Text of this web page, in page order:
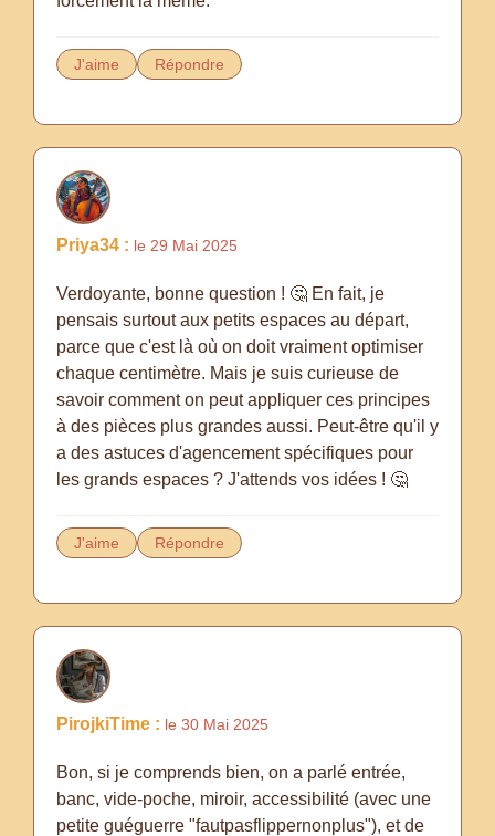
J'aime Répondre
Priya34 : le 29 Mai 2025
Verdoyante, bonne question ! 🤔 En fait, je
pensais surtout aux petits espaces au départ,
parce que c'est là où on doit vraiment optimiser
chaque centimètre. Mais je suis curieuse de
savoir comment on peut appliquer ces principes
à des pièces plus grandes aussi. Peut-être qu'il y
a des astuces d'agencement spécifiques pour
les grands espaces ? J'attends vos idées ! 🤔
J'aime Répondre
PirojkiTime : le 30 Mai 2025
Bon, si je comprends bien, on a parlé entrée,
banc, vide-poche, miroir, accessibilité (avec une
petite guéguerre "fautpasflippernonplus"), et de